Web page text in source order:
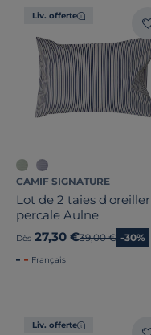
Liv. offerte
CAMIF SIGNATURE
Lot de 2 taies d'oreiller
percale Aulne
Dès 27,30 €Ancien prix
39,00 € -30%
Français
Liv. offerte